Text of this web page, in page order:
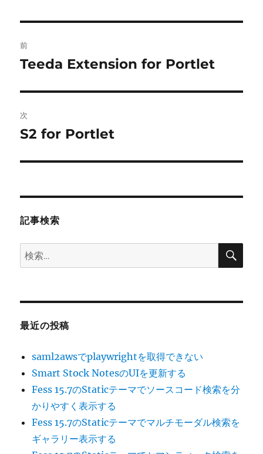
稿
ビ
ゲ
ー
前
前
投
稿:
Teeda Extension for Portlet
次
次
投
S2 for Portlet
記事検索
検
索:
検
最近の投稿
saml2awsでplaywrightを取得できない
Smart Stock NotesのUIを更新する
Fess 15.7のStaticテーマでソースコード検索を分
かりやすく表示する
Fess 15.7のStaticテーマでマルチモーダル検索を
ギャラリー表示する